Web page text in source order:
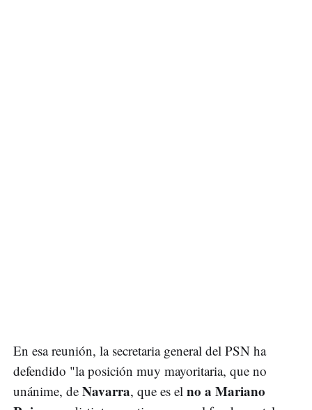
En esa reunión, la secretaria general del PSN ha
defendido "la posición muy mayoritaria, que no
unánime, de Navarra, que es el no a Mariano